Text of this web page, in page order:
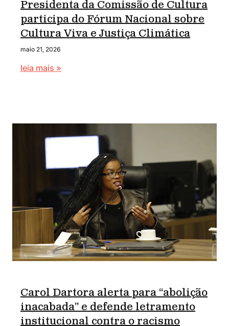
Presidenta da Comissão de Cultura
participa do Fórum Nacional sobre
Cultura Viva e Justiça Climática
maio 21, 2026
leia mais »
Carol Dartora alerta para “abolição
inacabada” e defende letramento
institucional contra o racismo